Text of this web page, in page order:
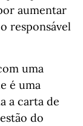
aumentar
responsável
uma
é uma
a carta de
do